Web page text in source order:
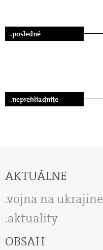
.posledné
.neprehliadnite
AKTUÁLNE
vojna na ukrajine
aktuality
OBSAH